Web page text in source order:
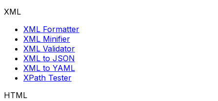
XML
XML Formatter
XML Minifier
XML Validator
XML to JSON
XML to YAML
XPath Tester
HTML